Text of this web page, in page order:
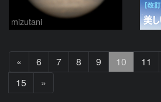
mizutani
«
へ
6 7 8 9 10 11
15
»
へ